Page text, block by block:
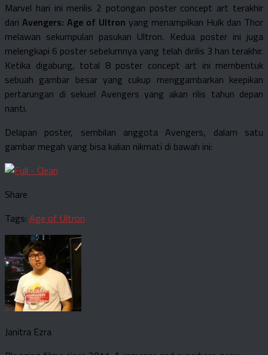
Marvel hari ini merilis 2 potongan poster concept art terakhir
dari Avengers: Age of Ultron yang menampilkan Hulk dan Thor
melawan sekumpulan pasukan Ultron. Kedua poster ini juga
melengkapi 6 poster sebelumnya yang telah dirilis 3 hari terakhir.
Ketika digabung, total 8 poster concept art ini membentuk
sebuah gambar besar yang cukup menggambarkan keepikan
pertarungan di sekuel Avengers yang akan rilis tahun depan
nanti.
Delapan poster, sembilan anggota Avengers, dalam satu
gambar megah yang bisa kalian nikmati di bawah ini:
Share
Tags: Age of Ultron
Janitra Ezra